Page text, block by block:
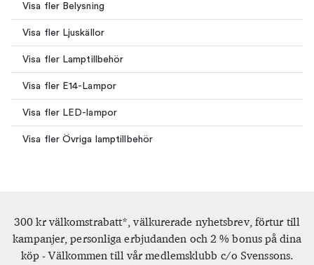
Visa fler Belysning
Visa fler Ljuskällor
Visa fler Lamptillbehör
Visa fler E14-Lampor
Visa fler LED-lampor
Visa fler Övriga lamptillbehör
300 kr välkomstrabatt*, välkurerade nyhetsbrev, förtur till
kampanjer, personliga erbjudanden och 2 % bonus på dina
köp - Välkommen till vår medlemsklubb c/o Svenssons.